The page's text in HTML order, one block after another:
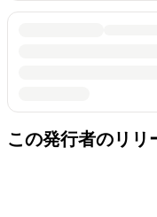
この発行者のリリ